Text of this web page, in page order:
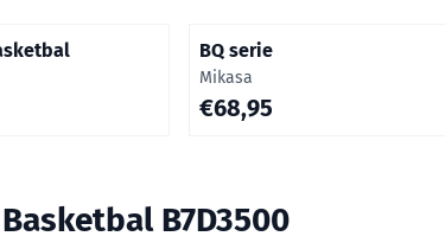
BQ serie
Merk:
Mikasa
Prijs: 68,95
€68,95
B7D3500